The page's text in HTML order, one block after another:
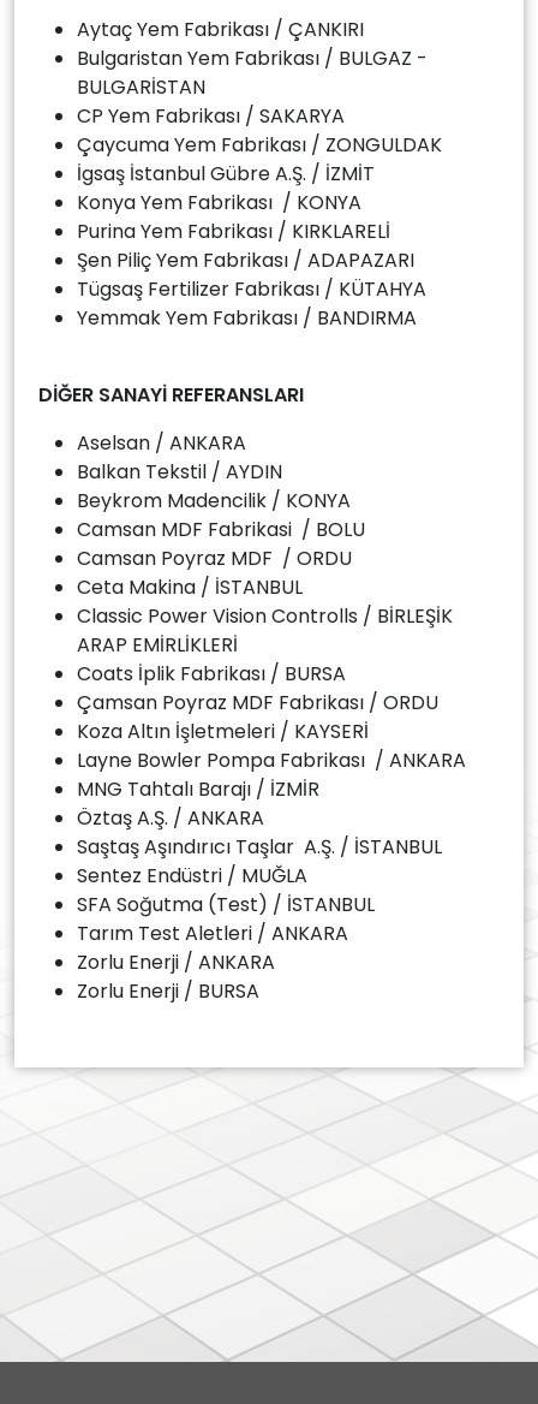
Aytaç Yem Fabrikası / ÇANKIRI
Bulgaristan Yem Fabrikası / BULGAZ -
BULGARİSTAN
CP Yem Fabrikası / SAKARYA
Çaycuma Yem Fabrikası / ZONGULDAK
İgsaş İstanbul Gübre A.Ş. / İZMİT
Konya Yem Fabrikası / KONYA
Purina Yem Fabrikası / KIRKLARELİ
Şen Piliç Yem Fabrikası / ADAPAZARI
Tügsaş Fertilizer Fabrikası / KÜTAHYA
Yemmak Yem Fabrikası / BANDIRMA
DİĞER SANAYİ REFERANSLARI
Aselsan / ANKARA
Balkan Tekstil / AYDIN
Beykrom Madencilik / KONYA
Camsan MDF Fabrikasi / BOLU
Camsan Poyraz MDF / ORDU
Ceta Makina / İSTANBUL
Classic Power Vision Controlls / BİRLEŞİK
ARAP EMİRLİKLERİ
Coats İplik Fabrikası / BURSA
Çamsan Poyraz MDF Fabrikası / ORDU
Koza Altın İşletmeleri / KAYSERİ
Layne Bowler Pompa Fabrikası / ANKARA
MNG Tahtalı Barajı / İZMİR
Öztaş A.Ş. / ANKARA
Saştaş Aşındırıcı Taşlar A.Ş. / İSTANBUL
Sentez Endüstri / MUĞLA
SFA Soğutma (Test) / İSTANBUL
Tarım Test Aletleri / ANKARA
Zorlu Enerji / ANKARA
Zorlu Enerji / BURSA